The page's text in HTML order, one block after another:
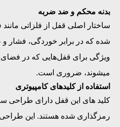
بدنه محکم و ضد ضربه
ساختار اصلی قفل از فلزاتی مانند
شده که در برابر خوردگی، فشار و
ویژگی برای قفل‌هایی که در
میشوند، ضروری است.
استفاده از کلیدهای کامپیوتری
کلید های این قفل دارای طراحی
رمزگذاری شده هستند. این طراحی